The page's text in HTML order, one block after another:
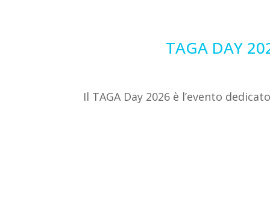
TAGA DAY
Il TAGA Day 2026 è l’evento